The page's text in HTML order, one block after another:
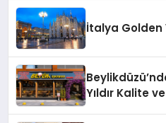
İtalya Golden
Yıldır Kalite